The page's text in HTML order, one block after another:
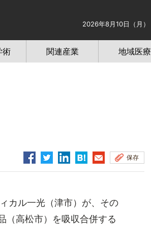
2026年8月10日（月）
術 関連産業 地域医療
保存
カル一光（津市）が、その
（高松市）を吸収合併する